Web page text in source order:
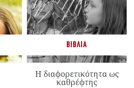
ΒΙΒΛΊΑ
Η διαφορετικότητα ως
καθρέφτης